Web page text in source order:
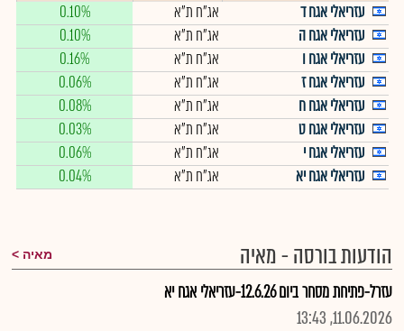
עזריאלי אגח ד
אג"ח ת"א
0.10%
עזריאלי אגח ה
אג"ח ת"א
0.10%
עזריאלי אגח ו
אג"ח ת"א
0.16%
עזריאלי אגח ז
אג"ח ת"א
0.06%
עזריאלי אגח ח
אג"ח ת"א
0.08%
עזריאלי אגח ט
אג"ח ת"א
0.03%
עזריאלי אגח י
אג"ח ת"א
0.06%
עזריאלי אגח יא
אג"ח ת"א 0.04%
הודעות בורסה - מאיה מאיה
עזרל-פתיחת מסחר ביום 12.6.26-עזריאלי אגח יא
11.06.2026, 13:43